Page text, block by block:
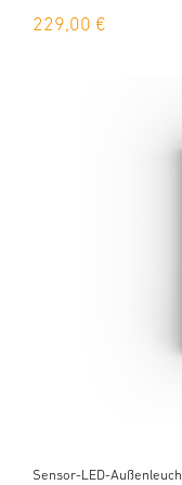
229,00 €
Sensor-LED-